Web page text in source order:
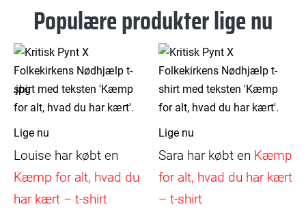
Populære produkter lige nu
Lige nu
Louise har købt en
Kæmp for alt, hvad du
har kært – t-shirt
Lige nu
Sara har købt en Kæmp
for alt, hvad du har kært
– t-shirt